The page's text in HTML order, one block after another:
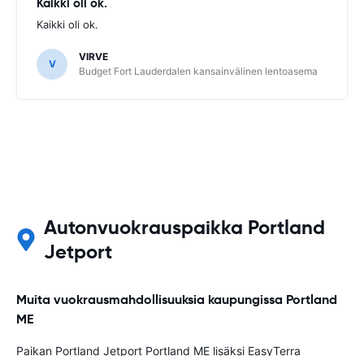
Kaikki oli ok.
V
VIRVE
Budget Fort Lauderdalen kansainvälinen lentoasema
Autonvuokrauspaikka Portland
Jetport
Muita vuokrausmahdollisuuksia kaupungissa Portland
ME
Paikan Portland Jetport Portland ME lisäksi EasyTerra